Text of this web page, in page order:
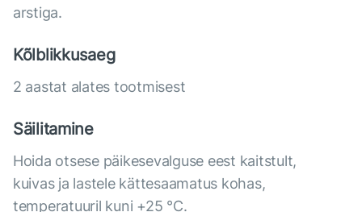
arstiga.
Kõlblikkusaeg
2 aastat alates tootmisest
Säilitamine
Hoida otsese päikesevalguse eest kaitstult,
kuivas ja lastele kättesaamatus kohas,
temperatuuril kuni +25 °C.